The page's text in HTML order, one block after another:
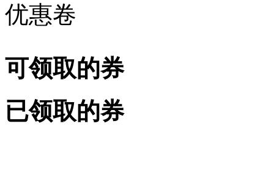
优惠卷
可领取的券
已领取的券